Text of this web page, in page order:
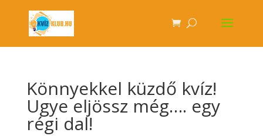
Könnyekkel küzdő kvíz!
Ugye eljössz még…. egy
régi dal!